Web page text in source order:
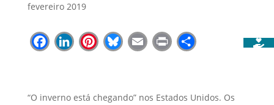
fevereiro 2019
Facebook
LinkedIn
Pinterest
Bluesky
Email
PrintShare
“O inverno está chegando” nos Estados Unidos. Os